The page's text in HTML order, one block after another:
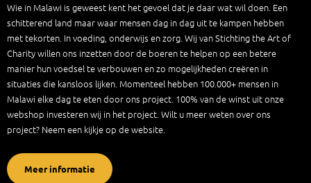
Wie in Malawi is geweest kent het gevoel dat je daar wat wil doen. Een
schitterend land maar waar mensen dag in dag uit te kampen hebben
met tekorten. In voeding, onderwijs en zorg. Wij van Stichting the Art of
Charity willen ons inzetten door de boeren te helpen op een betere
manier hun voedsel te verbouwen en zo mogelijkheden creëren in
situaties die kansloos lijken. Momenteel hebben 100.000+ mensen in
Malawi elke dag te eten door ons project. 100% van de winst uit onze
webshop investeren wij in het project. Wilt u meer weten over ons
project? Neem een kijkje op de website.
Meer informatie